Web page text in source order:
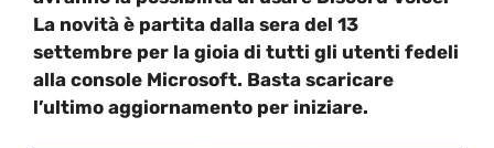
La novità è partita dalla sera del 13
settembre per la gioia di tutti gli utenti fedeli
alla console Microsoft. Basta scaricare
l’ultimo aggiornamento per iniziare.